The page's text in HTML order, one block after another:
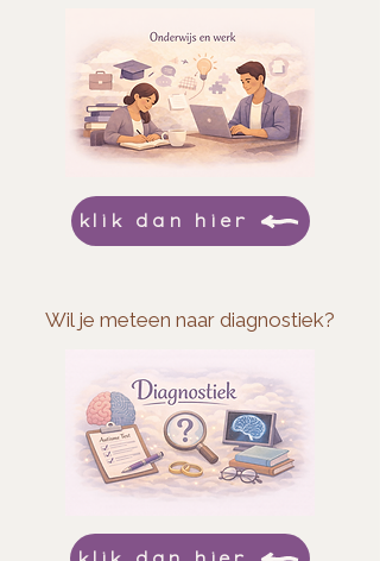
klik dan hier
Wil je meteen naar diagnostiek?